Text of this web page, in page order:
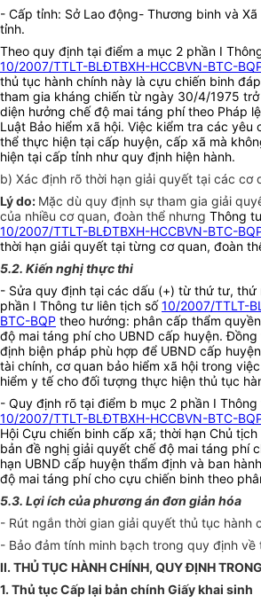
- Cấp tỉnh: Sở Lao động- Thương binh và
tỉnh.
Theo quy định tại điểm a mục 2 phần I
10/2007/TTLT-BLĐTBXH-HCCBVN-BTC-
thủ tục hành chính này là cựu chiến binh
tham gia kháng chiến từ ngày 30/4/1975
diện hưởng chế độ mai táng phí theo Pháp
Luật Bảo hiểm xã hội. Việc kiểm tra các yêu
thể thực hiện tại cấp huyện, cấp xã mà
hiện tại cấp tỉnh như quy định hiện hành.
b) Xác định rõ thời hạn giải quyết tại các cơ
Lý do: Mặc dù quy định sự tham gia giải
của nhiều cơ quan, đoàn thể nhưng Thông
10/2007/TTLT-BLĐTBXH-HCCBVN-BTC-
thời hạn giải quyết tại từng cơ quan, đoàn
5.2. Kiến nghị thực thi
- Sửa quy định tại các dấu (+) từ thứ tư, thứ
phần I Thông tư liên tịch số10/2007/TTLT-
BTC-BQP theo hướng: phân cấp thẩm
độ mai táng phí cho UBND cấp huyện.
định biện pháp phù hợp để UBND cấp
tài chính, cơ quan bảo hiểm xã hội trong
hiểm y tế cho đối tượng thực hiện thủ tục
- Quy định rõ tại điểm b mục 2 phần I
10/2007/TTLT-BLĐTBXH-HCCBVN-BTC-
Hội Cựu chiến binh cấp xã; thời hạn Chủ
bản đề nghị giải quyết chế độ mai táng phí
hạn UBND cấp huyện thẩm định và ban
độ mai táng phí cho cựu chiến binh theo
5.3. Lợi ích của phương án đơn giản hóa
- Rút ngắn thời gian giải quyết thủ tục hành
- Bảo đảm tính minh bạch trong quy định về
II. THỦ TỤC HÀNH CHÍNH, QUY ĐỊNH
1. Thủ tục Cấp lại bản chính Giấy khai sinh